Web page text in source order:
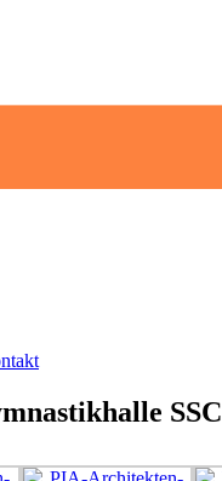
SSC